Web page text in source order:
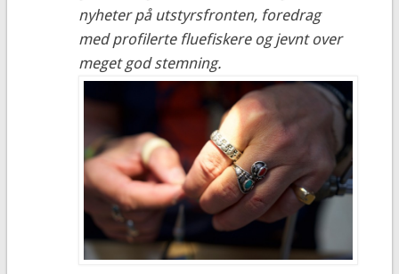
nyheter på utstyrsfronten, foredrag
med profilerte fluefiskere og jevnt over
meget god stemning.